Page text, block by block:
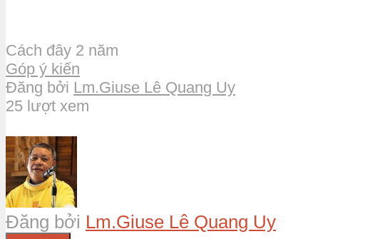
Cách đây 2 năm
Góp ý kiến
Đăng bởi Lm.Giuse Lê Quang Uy
25 lượt xem
Đăng bởi Lm.Giuse Lê Quang Uy